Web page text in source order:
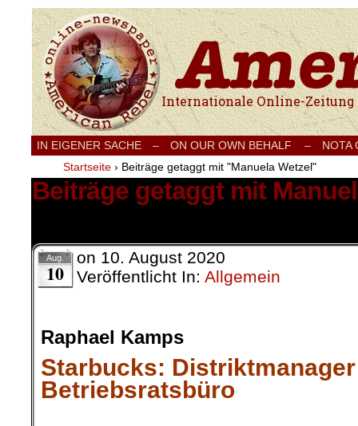
Internationale Onlinezeitung für Frieden,
IN EIGENER SACHE – ON OUR OWN BEHALF –
NOTA
Startseite › Beiträge getaggt mit "Manuela Wetzel"
Beiträge getaggt mit
Aug.
10
on 10. August 2020
Veröffentlicht In: Allgemein
Raphael Kamps
Starbucks:
Betriebsratsbüro